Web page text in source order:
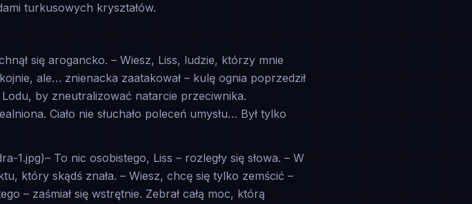
turkusowych kryształów.
się arogancko. – Wiesz, Liss, ludzie, którzy mnie
ale… znienacka zaatakował – kulę ognia poprzedził
Lodu, by zneutralizować natarcie przeciwnika.
Ciało nie słuchało poleceń umysłu… Był tylko
To nic osobistego, Liss – rozległy się słowa. – W
który skądś znała. – Wiesz, chcę się tylko zemścić –
– zaśmiał się wstrętnie. Zebrał całą moc, którą